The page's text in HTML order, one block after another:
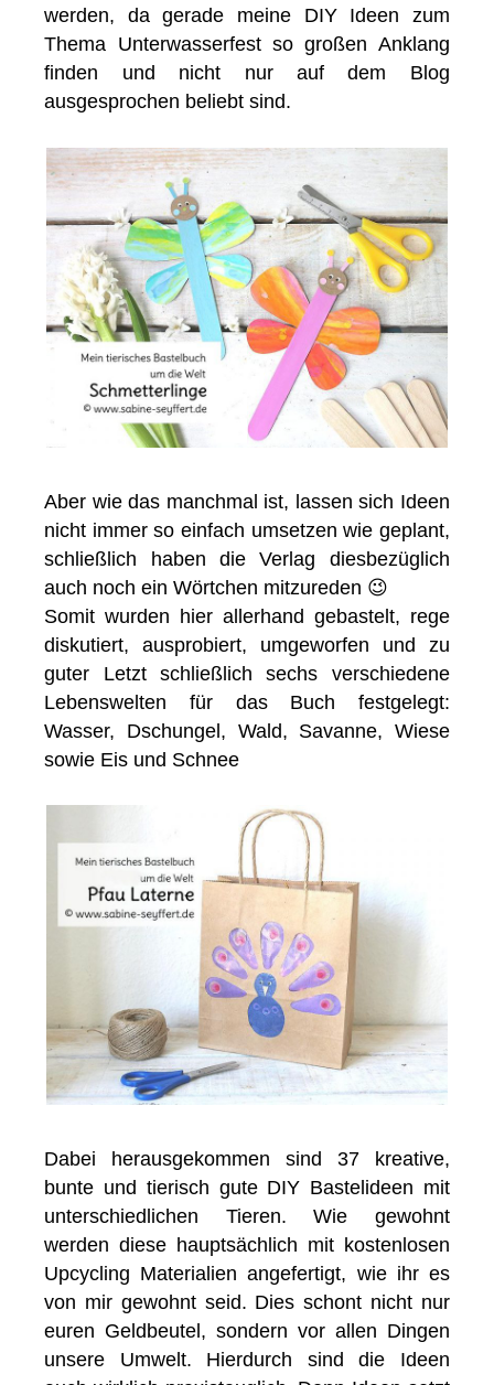
werden, da gerade meine DIY Ideen zum
Thema Unterwasserfest so großen Anklang
finden und nicht nur auf dem Blog
ausgesprochen beliebt sind.
Aber wie das manchmal ist, lassen sich Ideen
nicht immer so einfach umsetzen wie geplant,
schließlich haben die Verlag diesbezüglich
auch noch ein Wörtchen mitzureden 😉
Somit wurden hier allerhand gebastelt, rege
diskutiert, ausprobiert, umgeworfen und zu
guter Letzt schließlich sechs verschiedene
Lebenswelten für das Buch festgelegt:
Wasser, Dschungel, Wald, Savanne, Wiese
sowie Eis und Schnee
Dabei herausgekommen sind 37 kreative,
bunte und tierisch gute DIY Bastelideen mit
unterschiedlichen Tieren. Wie gewohnt
werden diese hauptsächlich mit kostenlosen
Upcycling Materialien angefertigt, wie ihr es
von mir gewohnt seid. Dies schont nicht nur
euren Geldbeutel, sondern vor allen Dingen
unsere Umwelt. Hierdurch sind die Ideen